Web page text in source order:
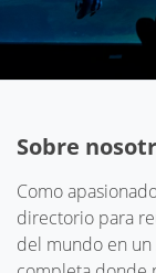
Sobre
Como
directorio para
del mundo en un